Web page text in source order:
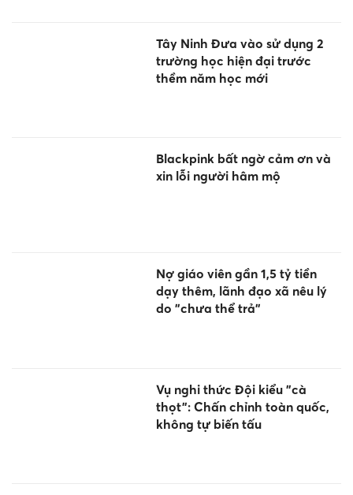
Tây Ninh Đưa vào sử dụng 2
trường học hiện đại trước
thềm năm học mới
Blackpink bất ngờ cảm ơn và
xin lỗi người hâm mộ
Nợ giáo viên gần 1,5 tỷ tiền
dạy thêm, lãnh đạo xã nêu lý
do "chưa thể trả"
Vụ nghi thức Đội kiểu "cà
thọt": Chấn chỉnh toàn quốc,
không tự biến tấu